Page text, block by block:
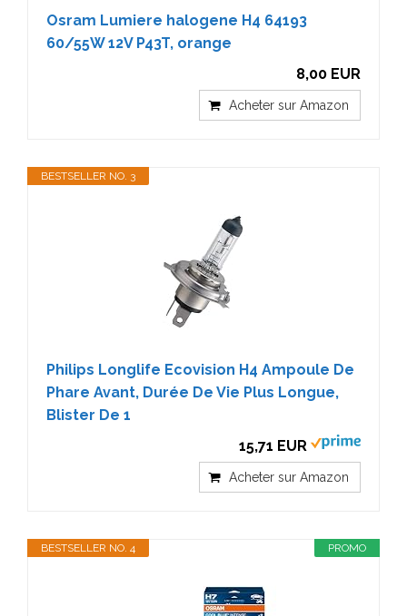
Osram Lumiere halogene H4 64193
60/55W 12V P43T, orange
8,00 EUR
Acheter sur Amazon
BESTSELLER NO. 3
Philips Longlife Ecovision H4 Ampoule De
Phare Avant, Durée De Vie Plus Longue,
Blister De 1
15,71 EUR
Acheter sur Amazon
PROMO
BESTSELLER NO. 4